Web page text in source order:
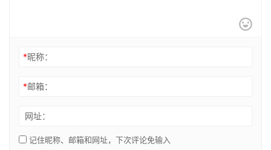
*昵称：
*邮箱：
网址：
记住昵称、邮箱和网址，下次评论免输入